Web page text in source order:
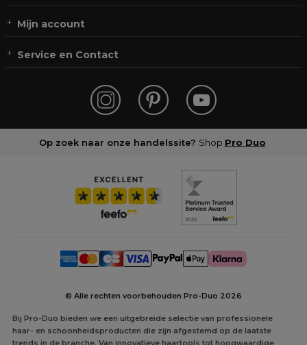
Mijn account
Service en Contact
Op zoek naar onze handelssite? Shop Pro Duo
© Alle rechten voorbehouden Pro-Duo 2026
Bij Pro-Duo bieden we een uitgebreide selectie van professionele
haar- en schoonheidsproducten die zijn afgestemd op de laatste
trends in de branche. Van innovatieve haartools tot hoogwaardige